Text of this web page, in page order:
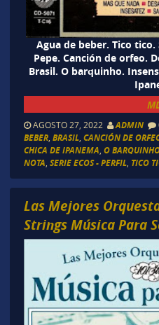
Agua de beber. Tico
Pepe. Canción de orfeo.
Brasil. O barquinho.
AGOSTO 27, 2022 ADMIN
BEBER, BRASIL, CANCIÓN DE
CHICA DE IPANEMA O
NOTA SERIE ECOS - PERFIL, TICO
Las Mejores
Strings Música Para